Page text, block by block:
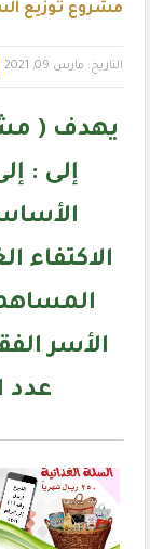
مشروع توزيع
التاريخ: مارس 09, 2021
يهدف (
إلى :
الاكتفاء
عدد